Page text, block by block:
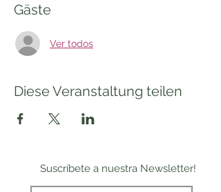
Gäste
Ver todos
Diese Veranstaltung teilen
Suscríbete a nuestra Newsletter!